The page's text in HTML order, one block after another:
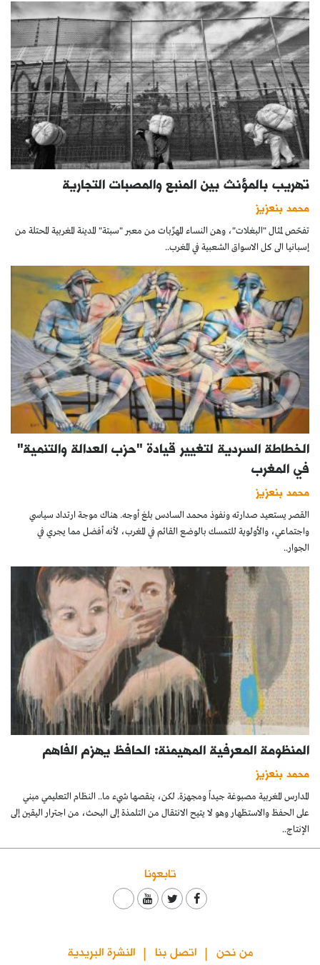
تهريب بالمؤنث بين المنبع والمصبات التجارية
محمد بنعزيز
تفحّص لمثال "البغلات"، وهن النساء المهرِّبات من معبر "سبتة" المدينة المغربية المحتلة من
إسبانيا الى كل الاسواق الشعبية في المغرب..
الخطاطة السردية لتغيير قيادة "حزب العدالة والتنمية"
في المغرب
محمد بنعزيز
القصر يستعيد صدارته ونفوذ محمد السادس بلغ أوجه. هناك موجة ارتداد سياسي
واجتماعي، والأولوية للتمسك بالوضع القائم في المغرب، لأنه أفضل مما يجري في
الجوار..
المنظومة المعرفية المهيمنة: الحافظ يهزم الفاهم
محمد بنعزيز
المدارس المغربية مصبوغة جيداً ومجهزة. لكن، ينقصها شيء ما.. النظام التعليمي مبني
على الحفظ والاستظهار وهو لا يتيح الانتقال من التلمذة إلى البحث، من اجترار اليقين إلى
الإنتاج..
تابعونا
من نحن اتصل بنا النشرة البريدية